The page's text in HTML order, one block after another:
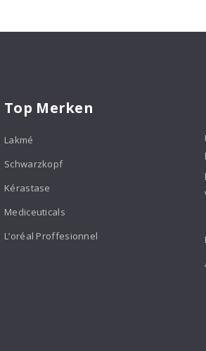
250ml
Top Merken
Lakmé
Schwarzkopf
Kérastase
Mediceuticals
L’oréal Proffesionnel